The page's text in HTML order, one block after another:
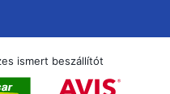
ismert beszállítót